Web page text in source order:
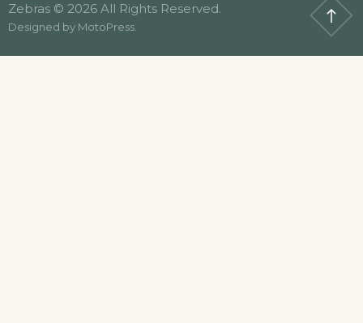
Zebras © 2026 All Rights Reserved.
Designed by MotoPress